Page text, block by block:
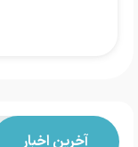
آخرین اخبار